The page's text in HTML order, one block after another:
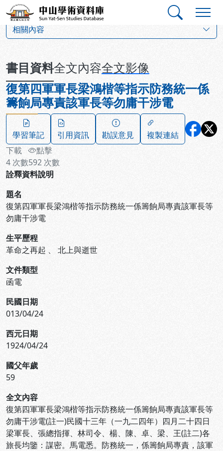
跳到主要內容
中山學術資料庫
相關內容
書目資料全文內容全文影像
復第四軍軍長梁鴻楷等指示防務統一係
籌餉局專責該軍長等勿庸干涉電
學習筆記 引用資訊 勘誤意見
複製連結
下載
4 次數
點擊
592 次數
詮釋資料說明
題名
復第四軍軍長梁鴻楷等指示防務統一係籌餉局專責該軍長等
勿庸干涉電
生平歷程
革命之再起 、 北上與逝世
文件類型
函電
民國日期
013/04/24
西元日期
1924/04/24
國父年歲
59
全文內容
復第四軍軍長梁鴻楷等指示防務統一係籌餉局專責該軍長等
勿庸干涉電(註一)民國十三年（一九二四年）四月二十四日
梁軍長、張總指揮、林司令、楊、陳、卓、梁、王(註二)各
旅長均鑒：謀密。馬電悉。防務統一，係籌餉局專責，該軍